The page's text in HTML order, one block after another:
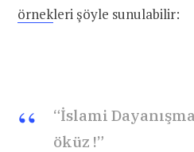
örnekleri şöyle sunulabilir:
“İslami
öküz !”